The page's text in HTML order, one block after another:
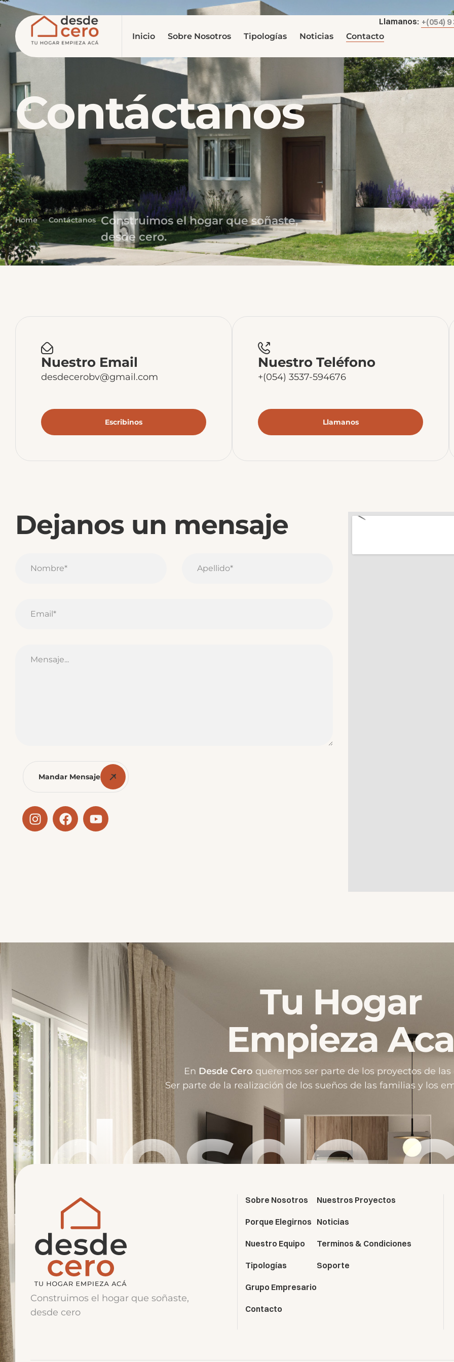
Inicio Sobre Nosotros Tipologías Noticias Contacto
Llamanos: +(054)
Contáctanos
Home Contáctanos Construimos el hogar que soñaste,
desde cero.
Nuestro Email
desdecerobv@gmail.com
Escribinos
Nuestro Teléfono
+(054) 3537-594676
Llamanos
Dejanos un mensaje
Mandar Mensaje
Tu Hogar
Empieza Aca
En Desde Cero queremos ser parte de los proyectos de las
Ser parte de la realización de los sueños de las familias y los
desde
Construimos el hogar que soñaste,
desde cero
Sobre Nosotros
Porque Elegirnos
Nuestro Equipo
Tipologías
Grupo Empresario
Contacto
Nuestros Proyectos
Noticias
Terminos & Condiciones
Soporte